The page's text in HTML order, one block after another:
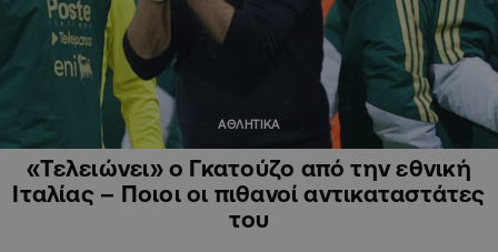
ΑΘΛΗΤΙΚΑ
«Τελειώνει» ο Γκατούζο από την εθνική
Ιταλίας – Ποιοι οι πιθανοί αντικαταστάτες
του